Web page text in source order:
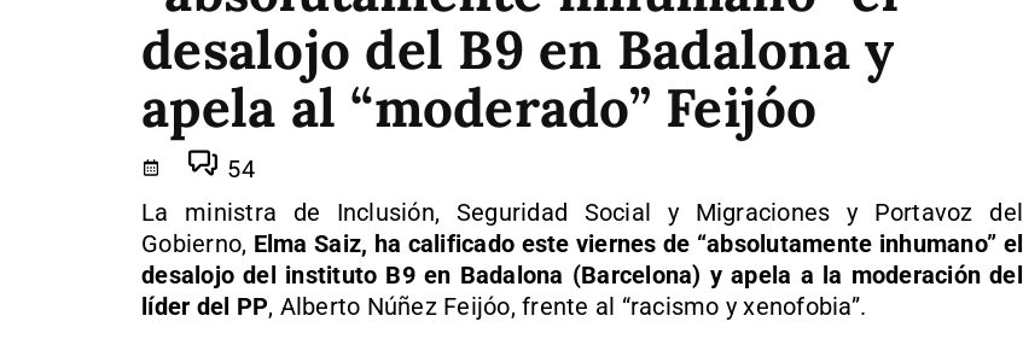
desalojo del B9 en Badalona y
apela al “moderado” Feijóo
54
La ministra de Inclusión, Seguridad Social y Migraciones y Portavoz del
Gobierno, Elma Saiz, ha calificado este viernes de “absolutamente inhumano” el
desalojo del instituto B9 en Badalona (Barcelona) y apela a la moderación del
líder del PP, Alberto Núñez Feijóo, frente al “racismo y xenofobia”.